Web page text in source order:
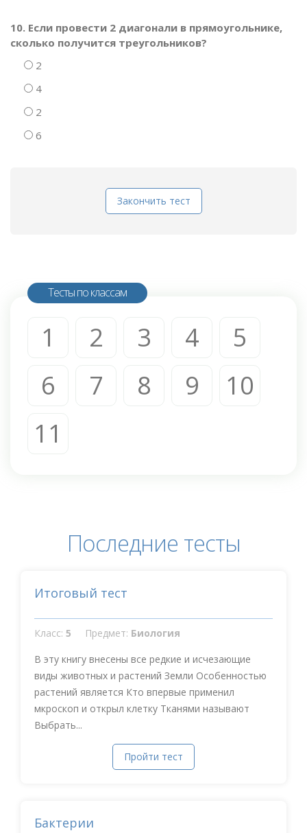
10. Если провести 2 диагонали в прямоугольнике,
сколько получится треугольников?
2
4
2
6
Закончить тест
Тесты по классам
1 2 3 4
5
6
7 8 9
10
11
Последние тесты
Итоговый тест
Класс: 5 Предмет: Биология
В эту книгу внесены все редкие и исчезающие
виды животных и растений Земли Особенностью
растений является Кто впервые применил
мкроскоп и открыл клетку Тканями называют
Выбрать...
Пройти тест
Бактерии